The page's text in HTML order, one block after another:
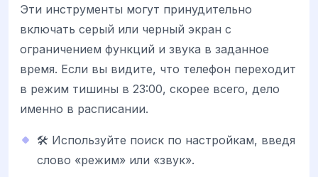
Эти инструменты могут принудительно
включать серый или черный экран с
ограничением функций и звука в заданное
время. Если вы видите, что телефон переходит
в режим тишины в 23:00, скорее всего, дело
именно в расписании.
🛠 Используйте поиск по настройкам, введя
слово «режим» или «звук».